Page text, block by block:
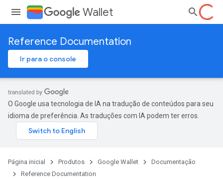
Wallet
Reference Documentation
Ir para o console
O Google usa tecnologia de IA na tradução de conteúdos para seu
idioma de preferência. As traduções com IA podem ter erros.
Página inicial Produtos Google Wallet
Documentação
Reference Documentation